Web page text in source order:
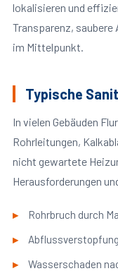
lokalisieren und
Transparenz,
im Mittelpunkt.
Typische
In vielen Gebäuden
Rohrleitungen,
nicht gewartete
Herausforderungen
Rohrbruch durch
Wasserschaden